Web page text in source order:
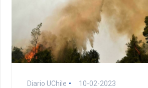
Diario UChile 10-02-2023